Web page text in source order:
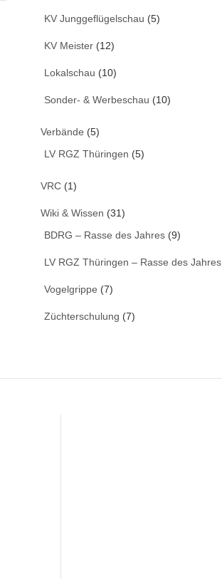
KV Junggeflügelschau (5)
KV Meister (12)
Lokalschau (10)
Sonder- & Werbeschau (10)
Verbände (5)
LV RGZ Thüringen (5)
VRC (1)
Wiki & Wissen (31)
BDRG – Rasse des Jahres (9)
LV RGZ Thüringen – Rasse des Jahres
Vogelgrippe (7)
Züchterschulung (7)